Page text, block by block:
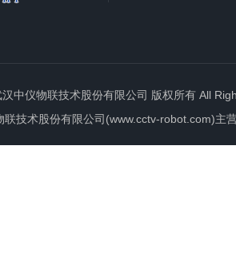
中仪物联技术股份有限公司 版权所有 All
联技术股份有限公司(www.cctv-robot.com)主